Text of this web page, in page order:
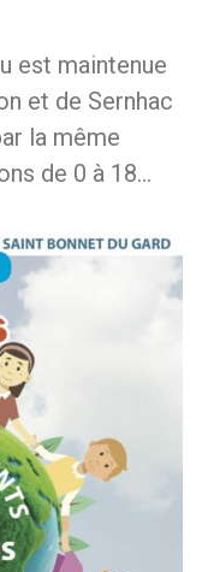
est maintenue
et de Sernhac
la même
de 0 à 18…